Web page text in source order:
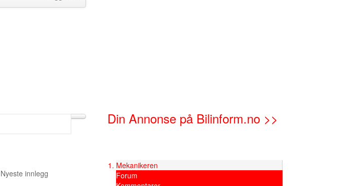
Nyeste innlegg
Din Annonse på Bilinform.no >>
Mekanikeren
Forum